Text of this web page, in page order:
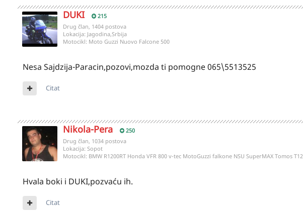
DUKI 215
Drug član, 1404 postova
Lokacija: Jagodina,Srbija
Motocikl: Moto Guzzi Nuovo Falcone 500
Nesa Sajdzija-Paracin,pozovi,mozda ti pomogne 065\5513525
Citat
Nikola-Pera 250
Drug član, 1034 postova
Lokacija: Sopot
Motocikl: BMW R1200RT Honda VFR 800 v-tec MotoGuzzi falkone NSU SuperMAX Tomos T12
Hvala boki i DUKI,pozvaću ih.
Citat